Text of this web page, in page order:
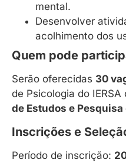
mental.
Desenvolver
acolhimento dos
Quem pode
Serão oferecidas 30
de Psicologia do
de Estudos e Pesquisa
Inscrições e
Período de inscrição: